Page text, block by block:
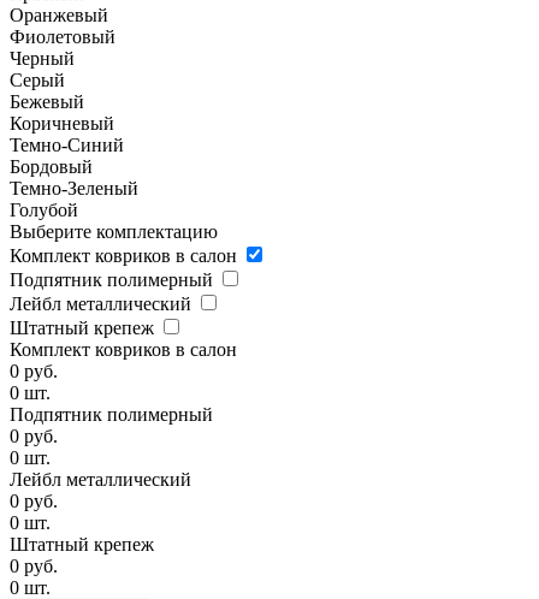
Оранжевый
Фиолетовый
Черный
Серый
Бежевый
Коричневый
Темно-Синий
Бордовый
Темно-Зеленый
Голубой
Выберите комплектацию
Комплект ковриков в салон
Подпятник полимерный
Лейбл металлический
Штатный крепеж
Комплект ковриков в салон
0 руб.
0 шт.
Подпятник полимерный
0 руб.
0 шт.
Лейбл металлический
0 руб.
0 шт.
Штатный крепеж
0 руб.
0 шт.